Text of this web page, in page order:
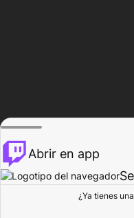
Explorar
Abrir en app
¿Ya tienes